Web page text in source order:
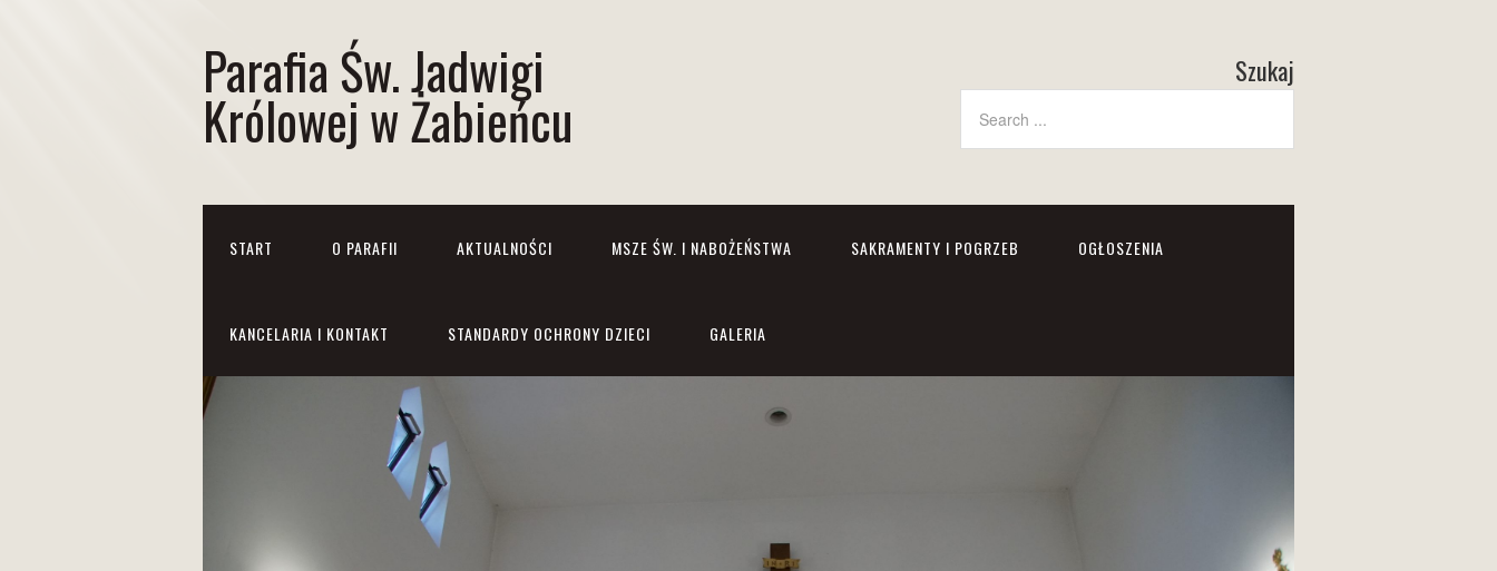
Parafia Św. Jadwigi
Królowej w Żabieńcu
Szukaj
START O PARAFII AKTUALNOŚCI MSZE ŚW. I NABOŻEŃSTWA SAKRAMENTY I POGRZEB OGŁOSZENIA
KANCELARIA I KONTAKT STANDARDY OCHRONY DZIECI GALERIA